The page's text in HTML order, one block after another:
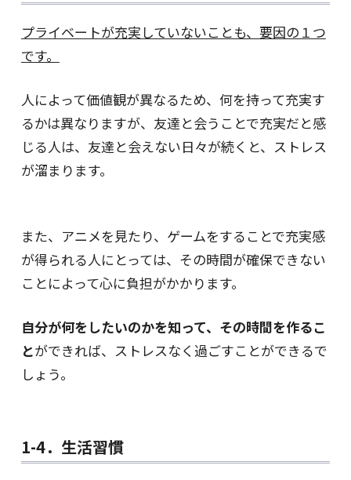
プライベートが充実していないことも、要因の１つ
です。
人によって価値観が異なるため、何を持って充実す
るかは異なりますが、友達と会うことで充実だと感
じる人は、友達と会えない日々が続くと、ストレス
が溜まります。
また、アニメを見たり、ゲームをすることで充実感
が得られる人にとっては、その時間が確保できない
ことによって心に負担がかかります。
自分が何をしたいのかを知って、その時間を作るこ
とができれば、ストレスなく過ごすことができるで
しょう。
1-4．生活習慣